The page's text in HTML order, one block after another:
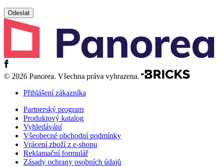
© 2026 Panorea. Všechna práva vyhrazena.
Přihlášení zákazníka
Partnerský program
Produktový katalog
Vyhledávání
Všeobecné obchodní podmínky
Vrácení zboží z e-shopu
Reklamační formulář
Zásady ochrany osobních údajů